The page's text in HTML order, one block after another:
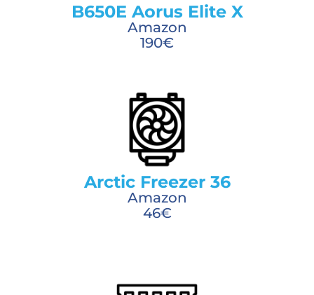
B650E Aorus Elite X
Amazon
190€
Arctic Freezer 36
Amazon
46€